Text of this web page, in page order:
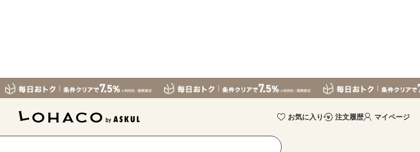
お気に入り 注文履歴 マイページ